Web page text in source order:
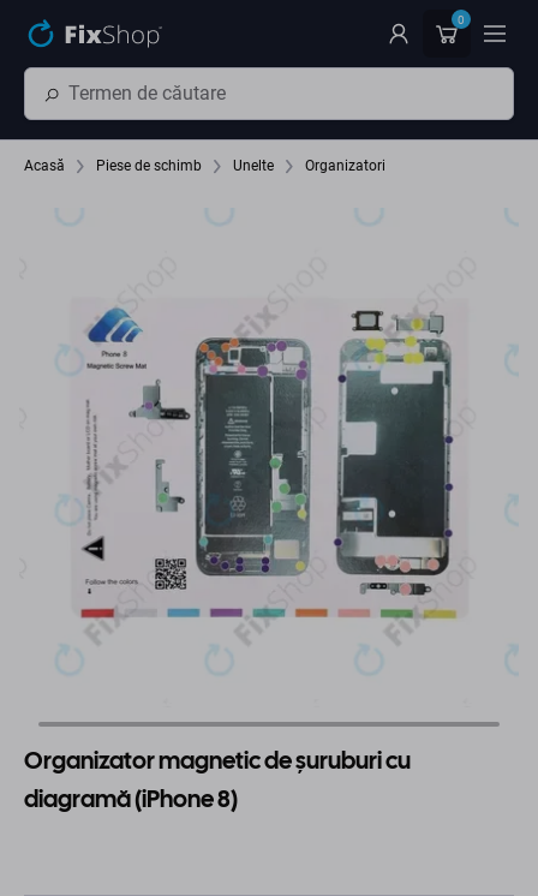
0
Acasă Piese de schimb Unelte Organizatori
Organizator magnetic de șuruburi cu
diagramă (iPhone 8)